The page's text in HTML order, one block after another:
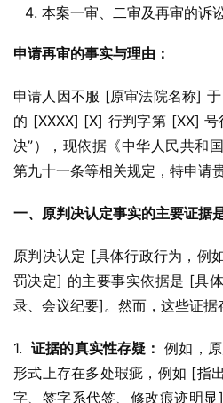
本案一审、二审及再审的诉
申请再审的事实与理由：
申请人因不服 [原审法院名称]
的 [XXXX] [X] 行判字第 [XX] 号
决”），现依据《中华人民共和
第九十一条等相关规定，特申请
一、原判决认定事实的主要证据
原判决认定 [具体行政行为，例
罚决定] 的主要事实依据是 [具
录、会议纪要]。然而，这些证据
1. 证据的真实性存疑： 例如，
形式上存在多处瑕疵，例如 [指
字、签字系代签、修改痕迹明